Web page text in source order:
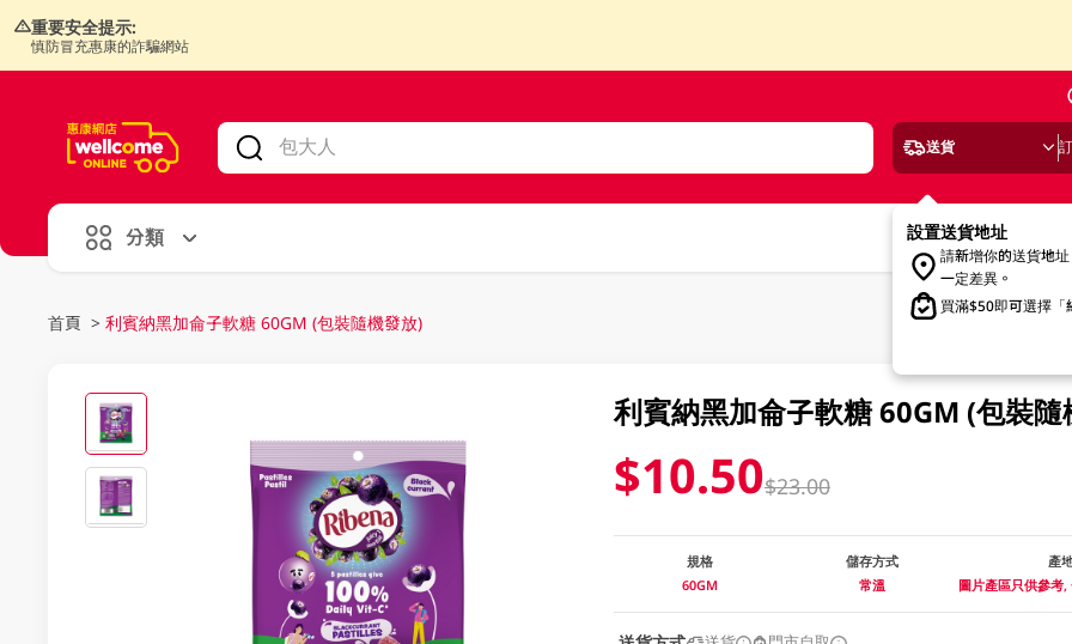
重要安全提示:
慎防冒充惠康的詐騙網站
送貨
設置送貨地址
請新增你的送貨地
一定差異。
買滿$50即可選擇「
分類
首頁 > 利賓納黑加侖子軟糖 60GM (包裝隨機發放)
利賓納黑加侖子軟糖 60GM (包裝隨
$10.50$23.00
規格
60GM
儲存方式
常溫
產
圖片產區只供參考